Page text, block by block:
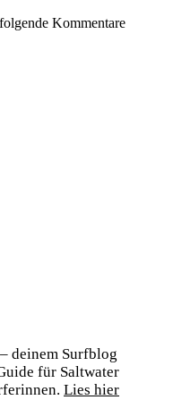
Kommentare
deinem Surfblog
für Saltwater
Lies hier